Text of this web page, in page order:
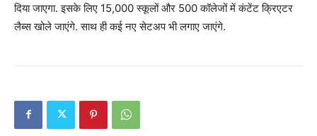
दिया जाएगा. इसके लिए 15,000 स्कूलों और 500 कॉलेजों में कंटेंट क्रिएटर
लैब्स खोले जाएंगे. साथ ही कई नए सेटअप भी लगाए जाएंगे.